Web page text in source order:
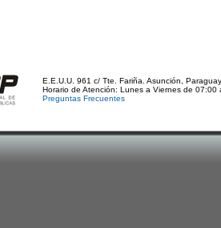
E.E.U.U. 961 c/ Tte. Fariña. Asunción,
Horario de Atención: Lunes a Viernes de 07:00
Preguntas Frecuentes